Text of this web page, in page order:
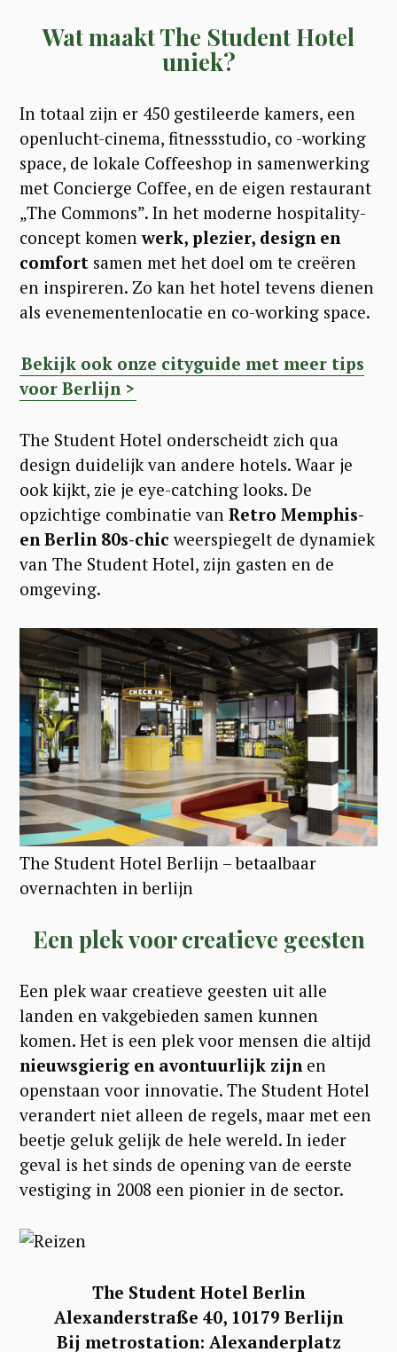
Wat maakt The Student Hotel
uniek?
In totaal zijn er 450 gestileerde kamers, een
openlucht-cinema, fitnessstudio, co -working
space, de lokale Coffeeshop in samenwerking
met Concierge Coffee, en de eigen restaurant
„The Commons”. In het moderne hospitality-
concept komenwerk, plezier, design en
comfort samen met het doel om te creëren
en inspireren. Zo kan het hotel tevens dienen
als evenementenlocatie en co-working space.
Bekijk ook onze cityguide met meer tips
voor Berlijn >
The Student Hotel onderscheidt zich qua
design duidelijk van andere hotels. Waar je
ook kijkt, zie je eye-catching looks. De
opzichtige combinatie van Retro Memphis-
en Berlin 80s-chic weerspiegelt de dynamiek
van The Student Hotel, zijn gasten en de
omgeving.
The Student Hotel Berlijn – betaalbaar
overnachten in berlijn
Een plek voor creatieve geesten
Een plek waar creatieve geesten uit alle
landen en vakgebieden samen kunnen
komen. Het is een plek voor mensen die altijd
nieuwsgierig en avontuurlijk zijn en
openstaan voor innovatie. The Student Hotel
verandert niet alleen de regels, maar met een
beetje geluk gelijk de hele wereld. In ieder
geval is het sinds de opening van de eerste
vestiging in 2008 een pionier in de sector.
The Student Hotel Berlin
Alexanderstraße 40, 10179 Berlijn
Bij metrostation: Alexanderplatz